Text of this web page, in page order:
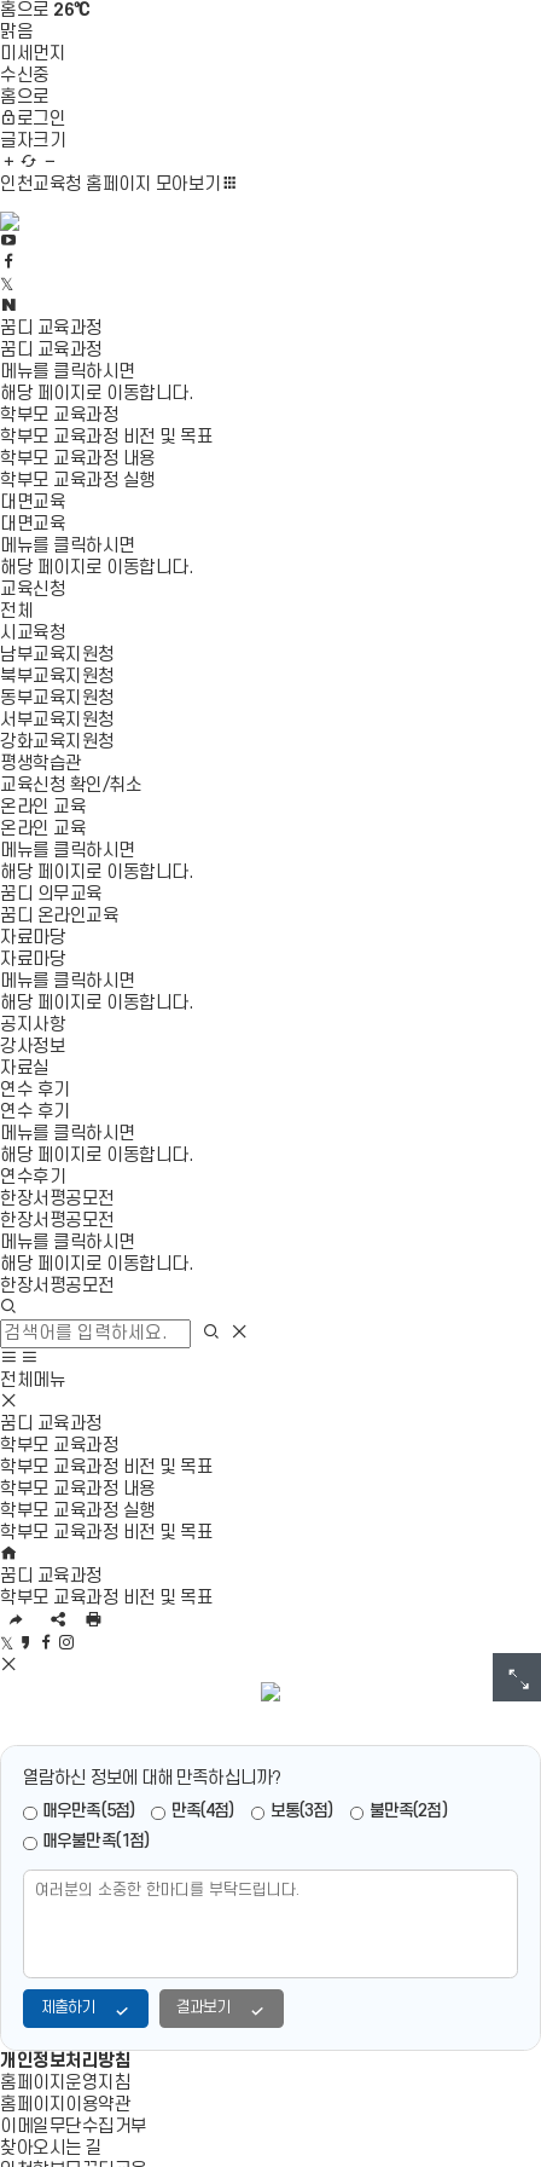
홈으로 26℃
맑음
미세먼지
수신중
홈으로
로그인
글자크기
글
자
대
새
로 자
인천교육청 홈페이지 모아보기
유
바
로
가
기
스
북
바
로
가
기
트
위
터
바
로
가
기
블
로
그
바
로
가
기
꿈디 교육과정
꿈디 교육과정
메뉴를 클릭하시면
해당 페이지로 이동합니다.
학부모 교육과정
학부모 교육과정 비전 및 목표
학부모 교육과정 내용
학부모 교육과정 실행
대면교육
대면교육
메뉴를 클릭하시면
해당 페이지로 이동합니다.
교육신청
전체
시교육청
남부교육지원청
북부교육지원청
동부교육지원청
서부교육지원청
강화교육지원청
평생학습관
교육신청 확인/취소
온라인 교육
온라인 교육
메뉴를 클릭하시면
해당 페이지로 이동합니다.
꿈디 의무교육
꿈디 온라인교육
자료마당
자료마당
메뉴를 클릭하시면
해당 페이지로 이동합니다.
공지사항
강사정보
자료실
연수 후기
연수 후기
메뉴를 클릭하시면
해당 페이지로 이동합니다.
연수후기
한장서평공모전
한장서평공모전
메뉴를 클릭하시면
해당 페이지로 이동합니다.
한장서평공모전
검
색
창
열
기
검 검
사
이
트
맵
이
동
모
바
메
뉴
열
기
전체메뉴
모
바
일
메
뉴
닫
기
꿈디 교육과정
학부모 교육과정
학부모 교육과정 비전 및 목표
학부모 교육과정 내용
학부모 교육과정 실행
학부모 교육과정 비전 및 목표
H
O
M
E
꿈디 교육과정
학부모 교육과정 비전 및 목표
R
S
N
역
펼
기
인
트
위
카
리
공
페
유
인
공
유
S
유
영
닫
기
학
삶
으
로!
일
상
을
열람하신 정보에 대해 만족하십니까?
매우만족(5점) 만족(4점) 보통(3점)
불만족(2점)
매우불만족(1점)
제출하기 결과보기
개인정보처리방침
홈페이지운영지침
홈페이지이용약관
이메일무단수집거부
찾아오시는 길